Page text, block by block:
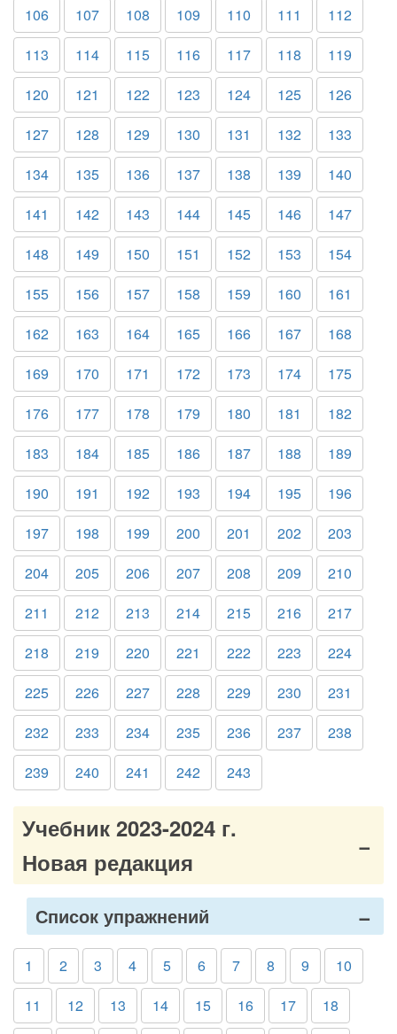
106 107 108 109 110 111
112
113
114 115 116 117 118
119
120
121 122 123 124 125
126
127
128 129 130 131 132
133
134
135 136 137 138 139
140
141
142 143 144 145 146
147
148
149 150 151 152 153
154
155
156 157 158 159 160
161
162
163 164 165 166 167
168
169
170 171 172 173 174
175
176
177 178 179 180 181
182
183
184 185 186 187 188
189
190
191 192 193 194 195
196
197
198 199 200 201 202
203
204
205 206 207 208 209
210
211
212 213 214 215 216
217
218
219 220 221 222 223
224
225
226 227 228 229 230
231
232
233 234 235 236 237
238
239
240 241 242 243
Учебник 2023-2024 г.
Новая редакция
Список упражнений
1 2 3 4 5 6 7 8 9
10
11
12 13 14 15 16 17
18